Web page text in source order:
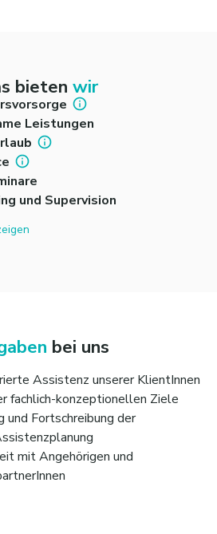
bieten wir
Leistungen
und Supervision
bei uns
Assistenz unserer KlientInnen
fachlich-konzeptionellen Ziele
Fortschreibung der
mit Angehörigen und